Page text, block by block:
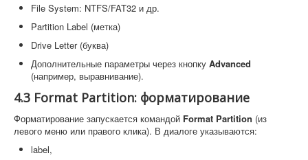
File System: NTFS/FAT32 и др.
Partition Label (метка)
Drive Letter (буква)
Дополнительные параметры через кнопку Advanced
(например, выравнивание).
4.3 Format Partition: форматирование
Форматирование запускается командой Format Partition (из
левого меню или правого клика). В диалоге указываются:
label,